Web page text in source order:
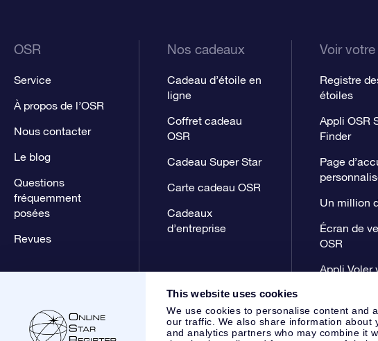
This website uses cookies
We use cookies to personalise content and
our traffic. We also share information
and analytics partners who may combine it
OSR
Service
À propos de l’OSR
Nous contacter
Le blog
Questions
fréquemment
posées
Revues
Nos cadeaux
Cadeau d’étoile en
ligne
Coffret cadeau
OSR
Cadeau Super Star
Carte cadeau OSR
Cadeaux
d’entreprise
Voir
Registre
étoiles
Appli OSR
Finder
Page
Un million
Écran de
OSR
Appli Voler